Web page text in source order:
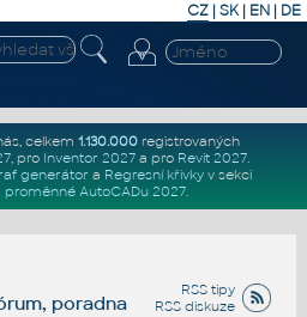
CZ | SK| EN | DE
celkem 1.130.000registrovaných
, pro Inventor 2027a pro Revit 2027.
generátor a Regresní křivkyv sekci
proměnné AutoCADu 2027.
RSS tipy
RSS diskuze
poradna